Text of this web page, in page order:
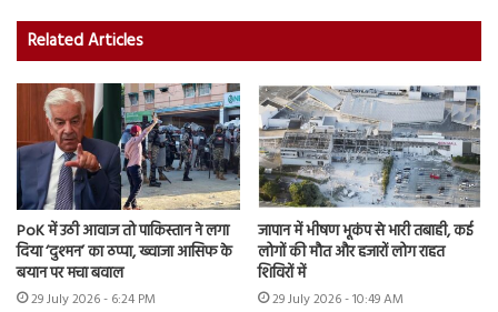
Related Articles
PoK में उठी आवाज तो पाकिस्तान ने लगा
दिया ‘दुश्मन’ का ठप्पा, ख्वाजा आसिफ के
बयान पर मचा बवाल
29 July 2026 - 6:24 PM
जापान में भीषण भूकंप से भारी तबाही, कई
लोगों की मौत और हजारों लोग राहत
शिविरों में
29 July 2026 - 10:49 AM